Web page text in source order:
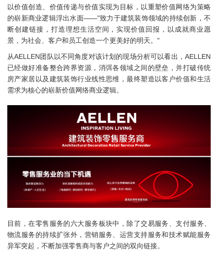
以价值创造、价值传递与价值实现为目标，以重塑价值网络为策略
的崭新商业逻辑浮出水面——"致力于建筑装饰领域的持续创新，不
断创建链接，打造理想生活空间，实现价值回报，以成就商业愿
景，为社会、客户和员工创造一个更美好的明天。"
从AELLEN团队以不同角度对该计划的现场分析可以看出，AELLEN
已经做好准备整合跨界资源，消弭各领域之间的壁垒，并打破传统
房产家居以及建筑装饰行业线性思维，最终塑造以客户价值和生活
需求为核心的崭新价值网络商业逻辑。
目前，在零售服务的六大服务板块中，除了交易服务、支付服务、
物流服务的持续扩张外，营销服务、运营支持服务和技术赋能服务
异军突起，不断加强零售商与客户之间的双向链接。